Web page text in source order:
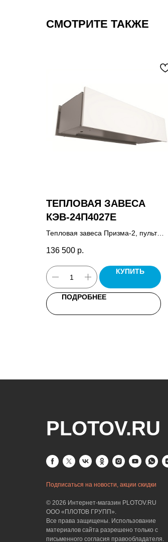
СМОТРИТЕ ТАКЖЕ
ТЕПЛОВАЯ ЗАВЕСА
КЭВ-24П4027Е
Тепловая завеса Призма-2, пульт
136 500 р.
КУПИТЬ
ПОДРОБНЕЕ
PLOTOV.RU
Подписаться на новости, акции скидки
© 2026 Интернет-магазин PLOTOV.RU
ООО «ПЛОТОВ ГРУПП».
Все права защищены. Использование
материалов сайта разрешено только с
письменного согласия правообладателя.